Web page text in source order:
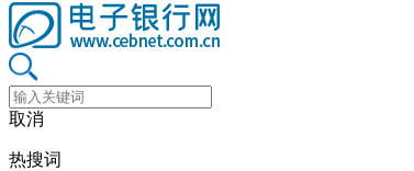
取消
热搜词